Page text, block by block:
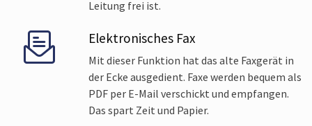
Leitung frei ist.
Elektronisches Fax
Mit dieser Funktion hat das alte Faxgerät in
der Ecke ausge­dient. Faxe werden bequem als
PDF per E-Mail verschickt und empfangen.
Das spart Zeit und Papier.